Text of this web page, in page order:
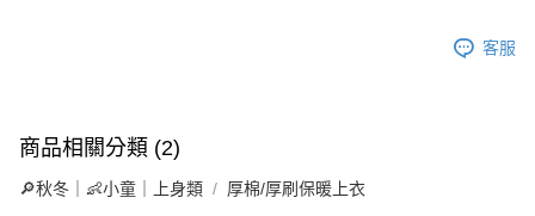
客服
商品相關分類 (2)
🔎秋冬｜👶小童｜上身類 厚棉/厚刷保暖上衣